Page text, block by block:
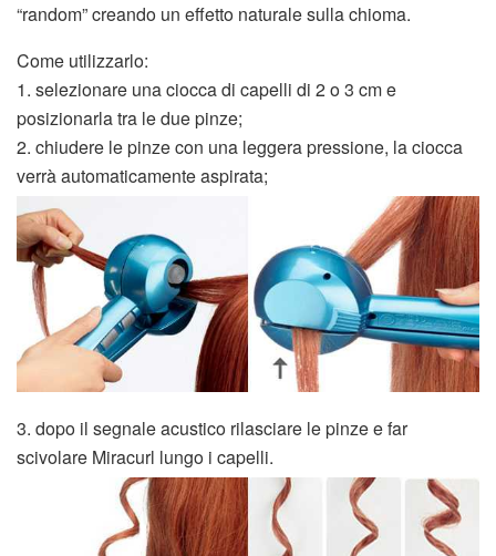
“random” creando un effetto naturale sulla chioma.
Come utilizzarlo:
1. selezionare una ciocca di capelli di 2 o 3 cm e
posizionarla tra le due pinze;
2. chiudere le pinze con una leggera pressione, la ciocca
verrà automaticamente aspirata;
3. dopo il segnale acustico rilasciare le pinze e far
scivolare Miracurl lungo i capelli.